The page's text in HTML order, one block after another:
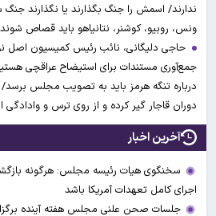
ندارند/ اسمش را جنگ بگذارند یا نگذارند
ونس، روبیو، کوشنر، نتانیاهو باید قصاص شوند
حاجی دلیگانی، نائب رئیس کمیسیون اصل
جمع‌آوری مستندات برای استیضاح عراقچی
درباره تنگه هرمز باید به تصویب مجلس برسد/
دوران قاجار گیر کرده و از روی ترس و
آخرین اخبار
سخنگوی هیات رئیسه مجلس: هرگونه
اجرای کامل تعهدات آمریکا باشد
جلسات صحن علنی مجلس هفته آینده